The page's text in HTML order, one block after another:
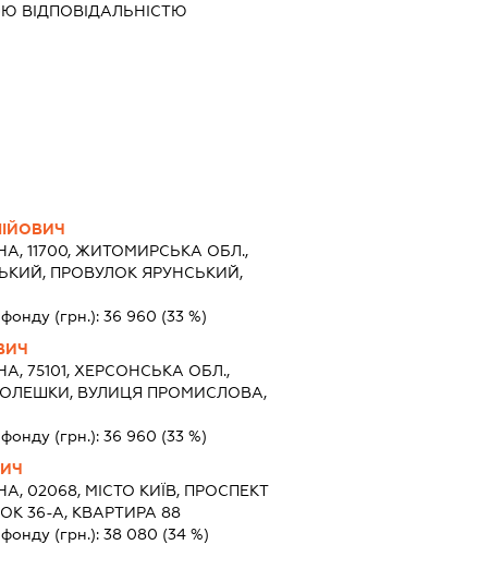
ВІДПОВІДАЛЬНІСТЮ
11700, ЖИТОМИРСЬКА ОБЛ.,
ПРОВУЛОК ЯРУНСЬКИЙ,
фонду (грн.): 36 960 (33 %)
75101, ХЕРСОНСЬКА ОБЛ.,
ОЛЕШКИ, ВУЛИЦЯ ПРОМИСЛОВА,
фонду (грн.): 36 960 (33 %)
02068, МІСТО КИЇВ, ПРОСПЕКТ
36-А, КВАРТИРА 88
фонду (грн.): 38 080 (34 %)